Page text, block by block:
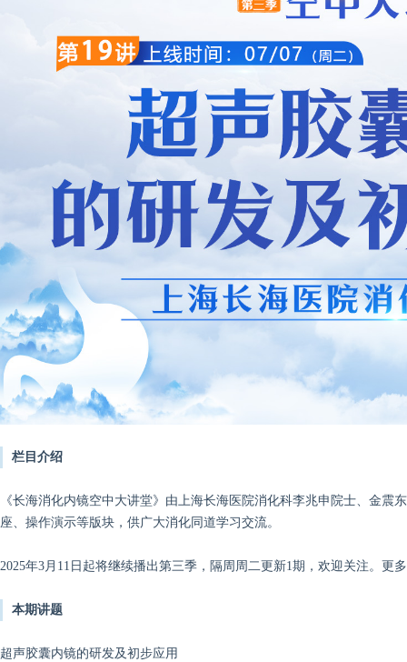
栏目介绍
《长海消化内镜空中大讲堂》由上海长海医院消化科李兆申院士、金
座、操作演示等版块，供广大消化同道学习交流。
2025年3月11日起将继续播出第三季，隔周周二更新1期，欢迎关注。更
本期讲题
超声胶囊内镜的研发及初步应用